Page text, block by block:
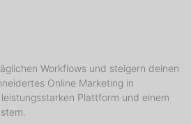
Workflows und steigern deinen
Online Marketing in
Plattform und einem